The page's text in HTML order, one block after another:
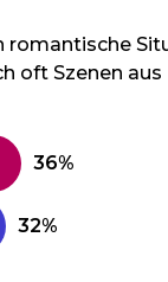
romantische
oft Szenen